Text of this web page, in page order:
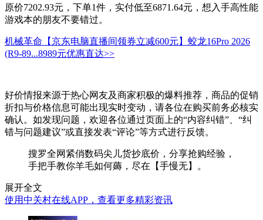
原价7202.93元，下单1件，实付低至6871.64元，想入手高性能
游戏本的朋友不要错过。
机械革命【京东电脑直播间领券立减600元】蛟龙16Pro 2026
(R9-89...8989元优惠直达>>
好价情报来源于热心网友及商家积极的爆料推荐，商品的促销
折扣与价格信息可能出现实时变动，请各位在购买前务必核实
确认。如发现问题，欢迎各位通过页面上的“内容纠错”、“纠
错与问题建议”或直接发表“评论”等方式进行反馈。
搜罗全网紧俏数码尖儿货抄底价，分享抢购经验，
手把手教你羊毛如何薅，尽在【手慢无】。
展开全文
使用中关村在线APP，查看更多精彩资讯